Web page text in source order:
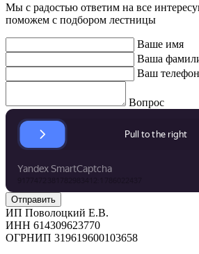
Мы с радостью ответим на все
поможем с подбором лестницы
Ваше имя
Ваша
Ваш телефон
Вопрос
ИП Поволоцкий Е.В.
ИНН 614309623770
ОГРНИП 319619600103658